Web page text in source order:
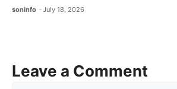
soninfo July 18, 2026
Leave a Comment